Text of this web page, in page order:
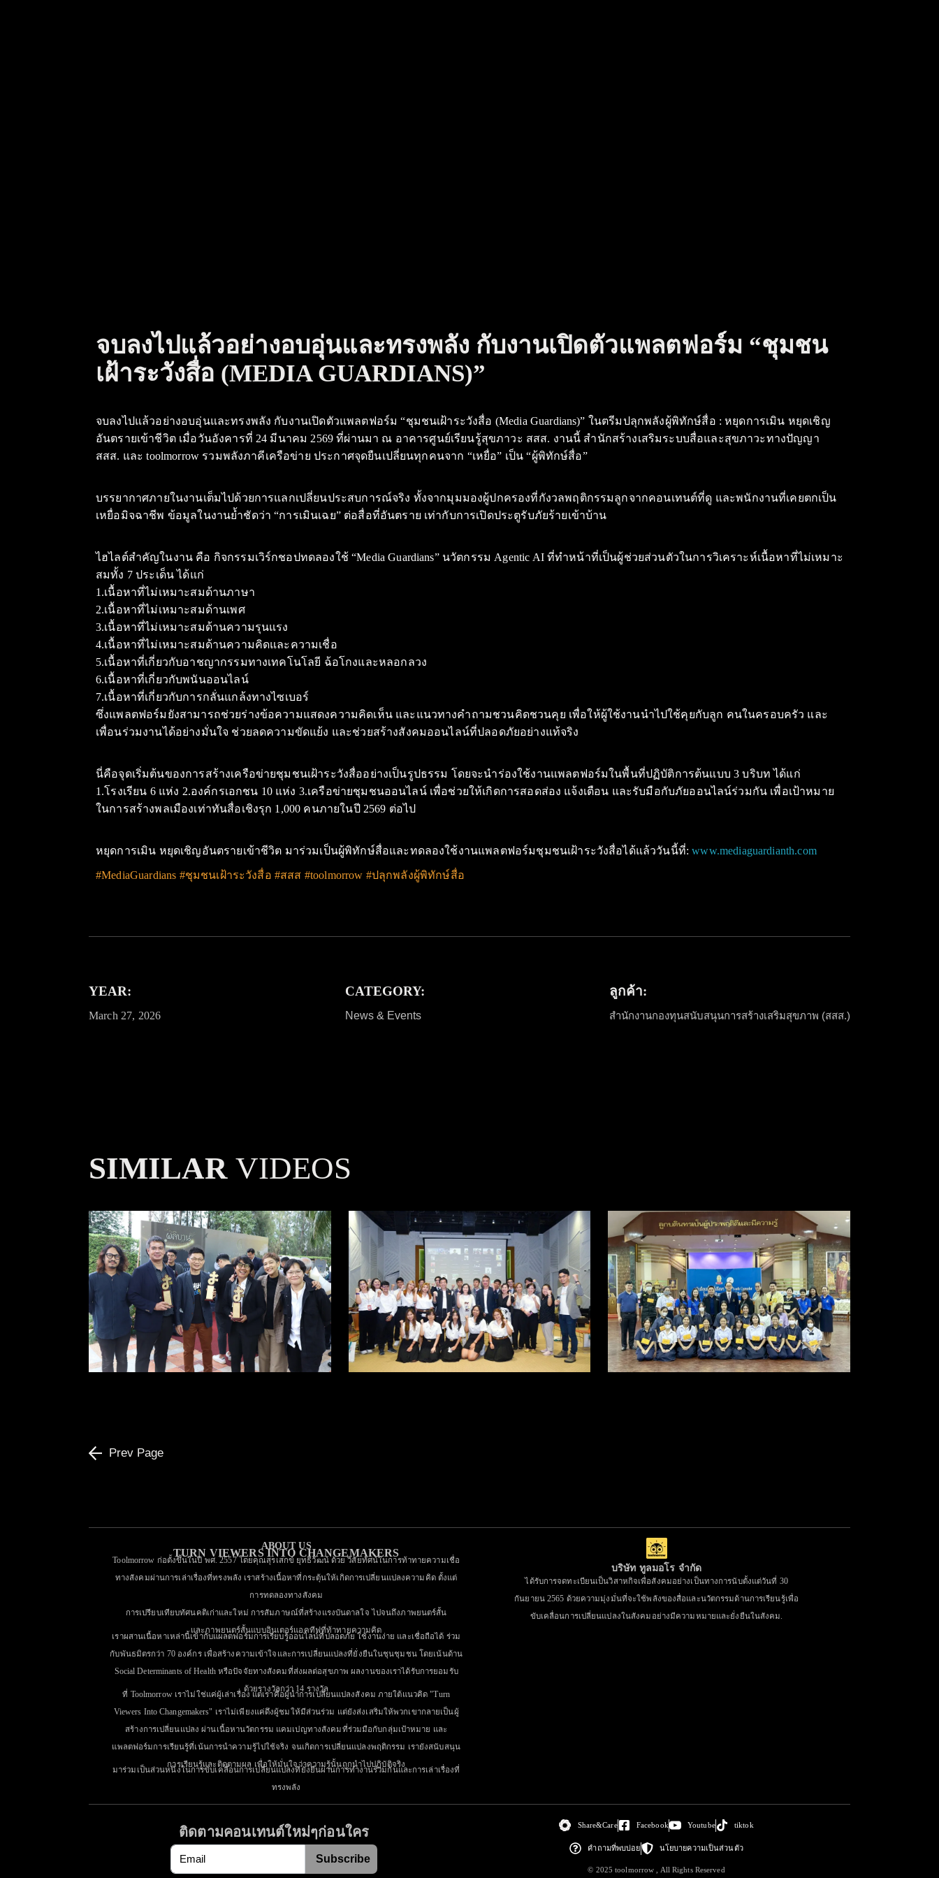
จบลงไปแล้วอย่างอบอุ่นและทรงพลัง กับงานเปิดตัวแพลตฟอร์ม “ชุมชน
เฝ้าระวังสื่อ (MEDIA GUARDIANS)”
จบลงไปแล้วอย่างอบอุ่นและทรงพลัง กับงานเปิดตัวแพลตฟอร์ม “ชุมชนเฝ้าระวังสื่อ (Media Guardians)” ในตรีมปลุกพลังผู้พิทักษ์สื่อ : หยุดการเมิน หยุดเชิญ
อันตรายเข้าชีวิต เมื่อวันอังคารที่ 24 มีนาคม 2569 ที่ผ่านมา ณ อาคารศูนย์เรียนรู้สุขภาวะ สสส. งานนี้ สำนักสร้างเสริมระบบสื่อและสุขภาวะทางปัญญา
สสส. และ toolmorrow รวมพลังภาคีเครือข่าย ประกาศจุดยืนเปลี่ยนทุกคนจาก “เหยื่อ” เป็น “ผู้พิทักษ์สื่อ”
บรรยากาศภายในงานเต็มไปด้วยการแลกเปลี่ยนประสบการณ์จริง ทั้งจากมุมมองผู้ปกครองที่กังวลพฤติกรรมลูกจากคอนเทนต์ที่ดู และพนักงานที่เคยตกเป็น
เหยื่อมิจฉาชีพ ข้อมูลในงานย้ำชัดว่า “การเมินเฉย” ต่อสื่อที่อันตราย เท่ากับการเปิดประตูรับภัยร้ายเข้าบ้าน
ไฮไลต์สำคัญในงาน คือ กิจกรรมเวิร์กชอปทดลองใช้ “Media Guardians” นวัตกรรม Agentic AI ที่ทำหน้าที่เป็นผู้ช่วยส่วนตัวในการวิเคราะห์เนื้อหาที่ไม่เหมาะ
สมทั้ง 7 ประเด็น ได้แก่
1.เนื้อหาที่ไม่เหมาะสมด้านภาษา
2.เนื้อหาที่ไม่เหมาะสมด้านเพศ
3.เนื้อหาที่ไม่เหมาะสมด้านความรุนแรง
4.เนื้อหาที่ไม่เหมาะสมด้านความคิดและความเชื่อ
5.เนื้อหาที่เกี่ยวกับอาชญากรรมทางเทคโนโลยี ฉ้อโกงและหลอกลวง
6.เนื้อหาที่เกี่ยวกับพนันออนไลน์
7.เนื้อหาที่เกี่ยวกับการกลั่นแกล้งทางไซเบอร์
ซึ่งแพลตฟอร์มยังสามารถช่วยร่างข้อความแสดงความคิดเห็น และแนวทางคำถามชวนคิดชวนคุย เพื่อให้ผู้ใช้งานนำไปใช้คุยกับลูก คนในครอบครัว และ
เพื่อนร่วมงานได้อย่างมั่นใจ ช่วยลดความขัดแย้ง และช่วยสร้างสังคมออนไลน์ที่ปลอดภัยอย่างแท้จริง
นี่คือจุดเริ่มต้นของการสร้างเครือข่ายชุมชนเฝ้าระวังสื่ออย่างเป็นรูปธรรม โดยจะนำร่องใช้งานแพลตฟอร์มในพื้นที่ปฏิบัติการต้นแบบ 3 บริบท ได้แก่
1.โรงเรียน 6 แห่ง 2.องค์กรเอกชน 10 แห่ง 3.เครือข่ายชุมชนออนไลน์ เพื่อช่วยให้เกิดการสอดส่อง แจ้งเตือน และรับมือกับภัยออนไลน์ร่วมกัน เพื่อเป้าหมาย
ในการสร้างพลเมืองเท่าทันสื่อเชิงรุก 1,000 คนภายในปี 2569 ต่อไป
หยุดการเมิน หยุดเชิญอันตรายเข้าชีวิต มาร่วมเป็นผู้พิทักษ์สื่อและทดลองใช้งานแพลตฟอร์มชุมชนเฝ้าระวังสื่อได้แล้ววันนี้ที่:www.mediaguardianth.com
#MediaGuardians #ชุมชนเฝ้าระวังสื่อ #สสส #toolmorrow #ปลุกพลังผู้พิทักษ์สื่อ
YEAR:
March 27, 2026
CATEGORY:
News & Events
ลูกค้า:
สำนักงานกองทุนสนับสนุนการสร้างเสริมสุขภาพ (สสส.)
SIMILAR VIDEOS
งานรับรางวัลสื่อมวลชนดี
เด่น CATHOLIC
MEDIA AWARDS ครั้งที่
39 ประจําปี ค.ศ. 2022
“สื่อสร้างสรรค์ ภาคีสร้าง
สุข BY สภส.”
กิจกรรม นักเรียนเพื่อนที่
ปรึกษา YC (YOUTH
COUNSELOR)
Prev Page
ABOUT US
TURN VIEWERS INTO CHANGEMAKERS
Toolmorrow ก่อตั้งขึ้นในปี พศ. 2557 โดยคุณสุรเสกข์ ยุทธิวัฒน์ ด้วย วิสัยทัศน์ในการท้าทายความเชื่อ
ทางสังคมผ่านการเล่าเรื่องที่ทรงพลัง เราสร้างเนื้อหาที่กระตุ้นให้เกิดการเปลี่ยนแปลงความคิด ตั้งแต่
การทดลองทางสังคม
การเปรียบเทียบทัศนคติเก่าและใหม่ การสัมภาษณ์ที่สร้างแรงบันดาลใจ ไปจนถึงภาพยนตร์สั้น
และภาพยนตร์สั้นแบบอินเตอร์แอคทีฟที่ท้าทายความคิด
เราผสานเนื้อหาเหล่านี้เข้ากับแผลตฟอร์มการเรียบรู้ออนไลน์ที่ปลอดภัย ใช้งานง่าย และเชื่อถือได้ ร่วม
กับพันธมิตรกว่า 70 องค์กร เพื่อสร้างความเข้าใจและการเปลี่ยนแปลงที่ยั่งยืนในชุนชุมชน โดยเน้นด้าน
Social Determinants of Health หรือปัจจัยทางสังคมที่ส่งผลต่อสุขภาพ ผลงานของเราได้รับการยอมรับ
ด้วยรางวัลกว่า 14 รางวัล
ที่ Toolmorrow เราไม่ใช่แค่ผู้เล่าเรื่อง แต่เราคือผู้นำการเปลี่ยนแปลงสังคม ภายใต้แนวคิด "Turn
Viewers Into Changemakers" เราไม่เพียงแค่ดึงผู้ชมให้มีส่วนร่วม แต่ยังส่งเสริมให้พวกเขากลายเป็นผู้
สร้างการเปลี่ยนแปลง ผ่านเนื้อหานวัตกรรม แคมเปญทางสังคมที่ร่วมมือกับกลุ่มเป้าหมาย และ
แพลตฟอร์มการเรียนรู้ที่เน้นการนำความรู้ไปใช้จริง จนเกิดการเปลี่ยนแปลงพฤติกรรม เรายังสนับสนุน
การเรียนรู้และติดตามผล เพื่อให้มั่นใจว่าความรู้นั้นถูกนำไปปฏิบัติจริง
มาร่วมเป็นส่วนหนึ่งในการขับเคลื่อนการเปลี่ยนแปลงที่ยั่งยืนผ่านการทำงานร่วมกันและการเล่าเรื่องที่
ทรงพลัง
บริษัท ทูลมอโร จำกัด
ได้รับการจดทะเบียนเป็นวิสาหกิจเพื่อสังคมอย่างเป็นทางการนับตั้งแต่วันที่ 30
กันยายน 2565 ด้วยความมุ่งมั่นที่จะใช้พลังของสื่อและนวัตกรรมด้านการเรียนรู้เพื่อ
ขับเคลื่อนการเปลี่ยนแปลงในสังคมอย่างมีความหมายและยั่งยืนในสังคม.
ติดตามคอนเทนต์ใหม่ๆก่อนใคร
Subscribe
Share&Care Facebook Youtube tiktok
คำถามที่พบบ่อย นโยบายความเป็นส่วนตัว
© 2025 toolmorrow , All Rights Reserved